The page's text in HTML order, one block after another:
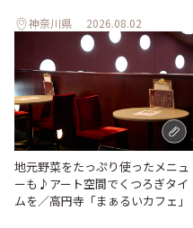
神奈川県 2026.08.02
地元野菜をたっぷり使ったメニュ
ーも♪アート空間でくつろぎタイ
ムを／高円寺「まぁるいカフェ」